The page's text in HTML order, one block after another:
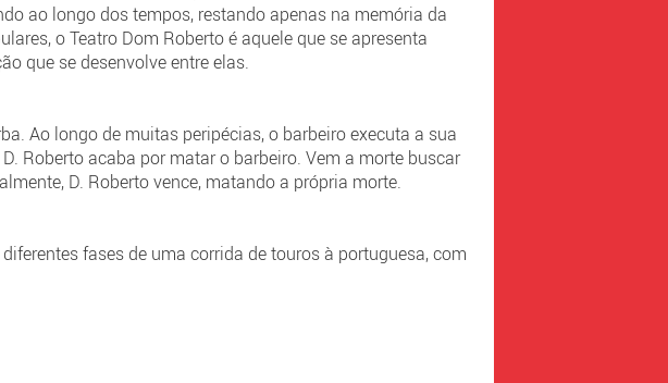
ao longo dos tempos, restando apenas na memória da
o Teatro Dom Roberto é aquele que se apresenta
que se desenvolve entre elas.
Ao longo de muitas peripécias, o barbeiro executa a sua
Roberto acaba por matar o barbeiro. Vem a morte buscar
D. Roberto vence, matando a própria morte.
fases de uma corrida de touros à portuguesa, com